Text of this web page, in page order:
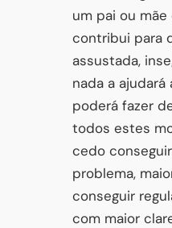
um pai ou
contribui para
assustada,
nada a
poderá fazer
todos estes
cedo
problema,
conseguir
com maior